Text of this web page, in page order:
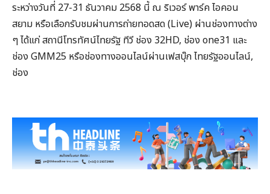
ระหว่างวันที่ 27-31 ธันวาคม 2568 นี้ ณ ริเวอร์ พาร์ค ไอคอน
สยาม หรือเลือกรับชมผ่านการถ่ายทอดสด (Live) ผ่านช่องทางต่าง
ๆ ได้แก่ สถานีโทรทัศน์ไทยรัฐ ทีวี ช่อง 32HD, ช่อง one31 และ
ช่อง GMM25 หรือช่องทางออนไลน์ผ่านเฟสบุ๊ก ไทยรัฐออนไลน์,
ช่อง